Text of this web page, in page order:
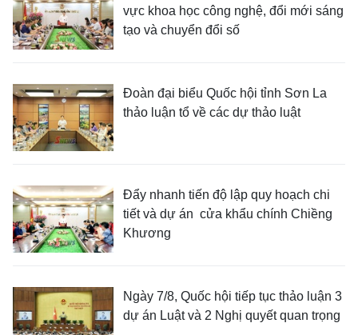
vực khoa học công nghệ, đổi mới sáng
tạo và chuyển đổi số
Đoàn đại biểu Quốc hội tỉnh Sơn La
thảo luận tổ về các dự thảo luật
Đẩy nhanh tiến độ lập quy hoạch chi
tiết và dự án cửa khẩu chính Chiềng
Khương
Ngày 7/8, Quốc hội tiếp tục thảo luận 3
dự án Luật và 2 Nghị quyết quan trọng